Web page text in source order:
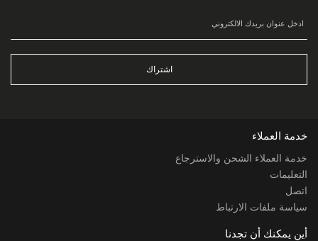
اشتراك
خدمة العملاء
خدمة العملاء الشحن والاسترجاع
التعليمات
اتصل
سياسة ملفات الارتباط
أين يمكنك أن تجدنا